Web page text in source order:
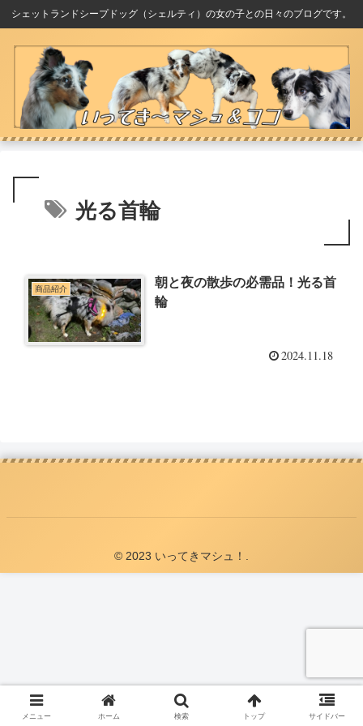
シェットランドシープドッグ（シェルティ）の女の子との日々のブログです。
光る首輪
商品紹介
朝と夜の散歩の必需品！光る首
輪
2024.11.18
© 2023 いってきマシュ！.
メニュー ホーム 検索 トップ サイドバー